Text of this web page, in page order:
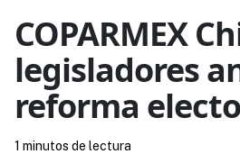
COPARMEX
legisladores
reforma
1 minutos de lectura